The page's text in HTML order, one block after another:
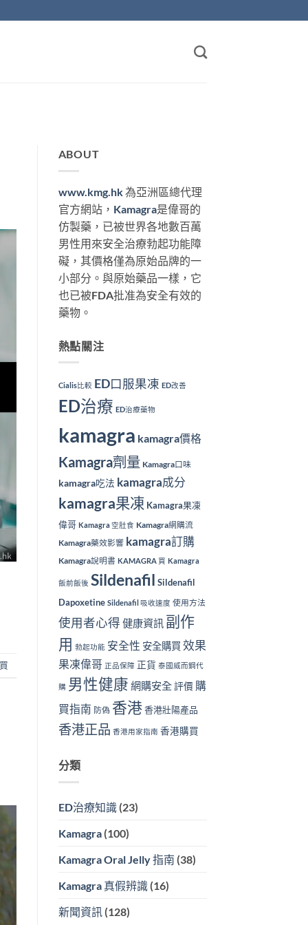
ABOUT
www.kmg.hk為亞洲區總代理
官方網站， Kamagra是偉哥的
仿製藥，已被世界各地數百萬
男性用來安全治療勃起功能障
礙，其價格僅為原始品牌的一
小部分。與原始藥品一樣，它
也已被FDA批准為安全有效的
藥物。
熱點關注
Cialis比較 ED口服果凍 ED改善
ED治療 ED治療藥物
kamagra kamagra價格
Kamagra劑量 Kamagra口味
kamagra吃法 kamagra成分
kamagra果凍 Kamagra果凍
偉哥 Kamagra 空肚食 Kamagra網購流
Kamagra藥效影響 kamagra訂購
Kamagra說明書 KAMAGRA 買 Kamagra
飯前飯後 Sildenafil Sildenafil
Dapoxetine Sildenafil 吸收速度 使用方法
使用者心得 健康資訊 副作
用 勃起功能 安全性 安全購買 效果
果凍偉哥 正品保障 正貨 泰國威而鋼代
購 男性健康 網購安全 評價 購
買指南 防偽 香港 香港壯陽產品
香港正品 香港用家指南 香港購買
分類
ED治療知識(23)
Kamagra(100)
Kamagra Oral Jelly 指南 (38)
Kamagra 真假辨識(16)
新聞資訊(128)